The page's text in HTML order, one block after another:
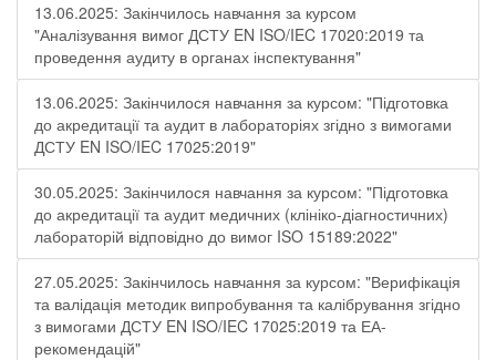
13.06.2025: Закінчилось навчання за курсом
"Аналізування вимог ДСТУ EN ISO/IEC 17020:2019 та
проведення аудиту в органах інспектування"
13.06.2025: Закінчилося навчання за курсом: "Підготовка
до акредитації та аудит в лабораторіях згідно з вимогами
ДСТУ EN ISO/IEC 17025:2019"
30.05.2025: Закінчилося навчання за курсом: "Підготовка
до акредитації та аудит медичних (клініко-діагностичних)
лабораторій відповідно до вимог ISO 15189:2022"
27.05.2025: Закінчилось навчання за курсом: "Верифікація
та валідація методик випробування та калібрування згідно
з вимогами ДСТУ EN ISO/IEC 17025:2019 та ЕА-
рекомендацій"